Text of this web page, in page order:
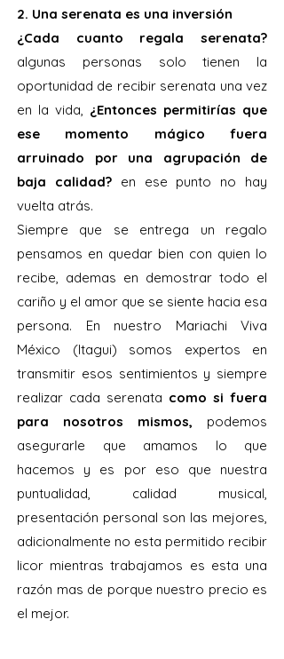
2. Una serenata es una inversión
¿Cada cuanto regala serenata?
algunas personas solo tienen la
oportunidad de recibir serenata una vez
en la vida, ¿Entonces permitirías que
ese momento mágico fuera
arruinado por una agrupación de
baja calidad? en ese punto no hay
vuelta atrás.
Siempre que se entrega un regalo
pensamos en quedar bien con quien lo
recibe, ademas en demostrar todo el
cariño y el amor que se siente hacia esa
persona. En nuestro Mariachi Viva
México (Itagui) somos expertos en
transmitir esos sentimientos y siempre
realizar cada serenata como si fuera
para nosotros mismos, podemos
asegurarle que amamos lo que
hacemos y es por eso que nuestra
puntualidad, calidad musical,
presentación personal son las mejores,
adicionalmente no esta permitido recibir
licor mientras trabajamos es esta una
razón mas de porque nuestro precio es
el mejor.